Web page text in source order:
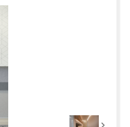
りません